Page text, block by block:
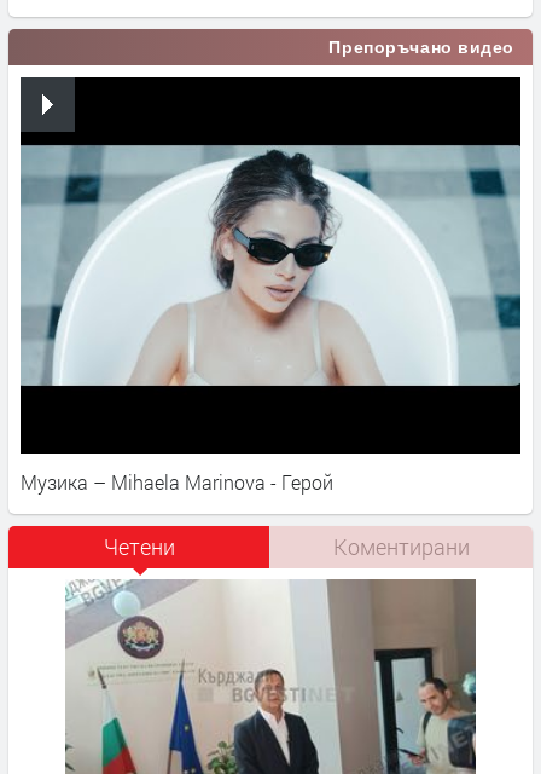
Препоръчано видео
Музика – Mihaela Marinova - Герой
Четени Коментирани